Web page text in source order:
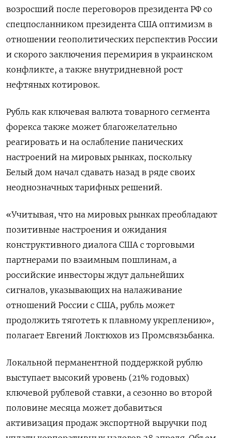
возросший после переговоров президента РФ со
спецпосланником президента США оптимизм в
отношении геополитических перспектив России
и скорого заключения перемирия в украинском
конфликте, а также внутридневной рост
нефтяных котировок.
Рубль как ключевая валюта товарного сегмента
форекса также может благожелательно
реагировать и на ослабление панических
настроений на мировых рынках, поскольку
Белый дом начал сдавать назад в ряде своих
неоднозначных тарифных решений.
«Учитывая, что на мировых рынках преобладают
позитивные настроения и ожидания
конструктивного диалога США с торговыми
партнерами по взаимным пошлинам, а
российские инвесторы ждут дальнейших
сигналов, указывающих на налаживание
отношений России с США, рубль может
продолжить тяготеть к плавному укреплению»,
полагает Евгений Локтюхов из Промсвязьбанка.
Локальной перманентной поддержкой рублю
выступает высокий уровень (21% годовых)
ключевой рублевой ставки, а сезонно во второй
половине месяца может добавиться
активизация продаж экспортной выручки под